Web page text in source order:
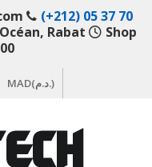
(+212) 05 37 70
Océan, Rabat
Shop
MAD(د.م.)